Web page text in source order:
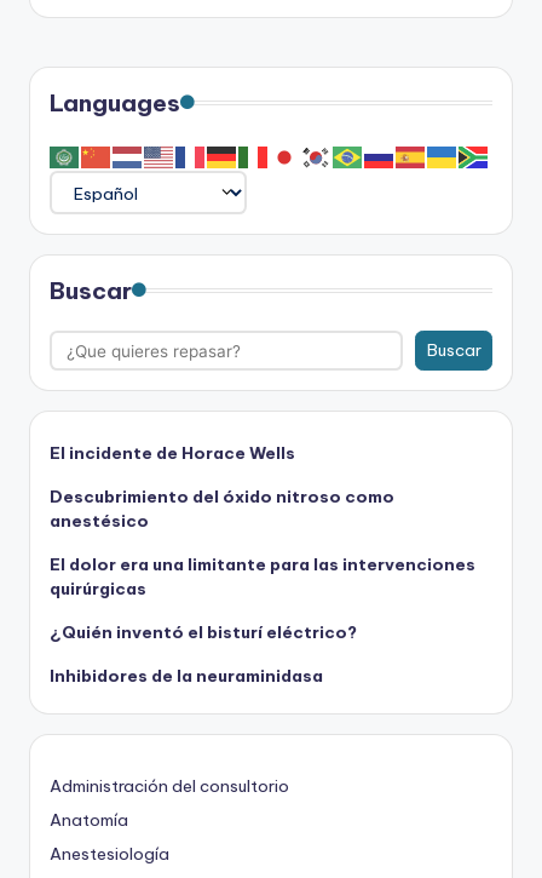
Languages
Buscar
Buscar
El incidente de Horace Wells
Descubrimiento del óxido nitroso como
anestésico
El dolor era una limitante para las intervenciones
quirúrgicas
¿Quién inventó el bisturí eléctrico?
Inhibidores de la neuraminidasa
Administración del consultorio
Anatomía
Anestesiología